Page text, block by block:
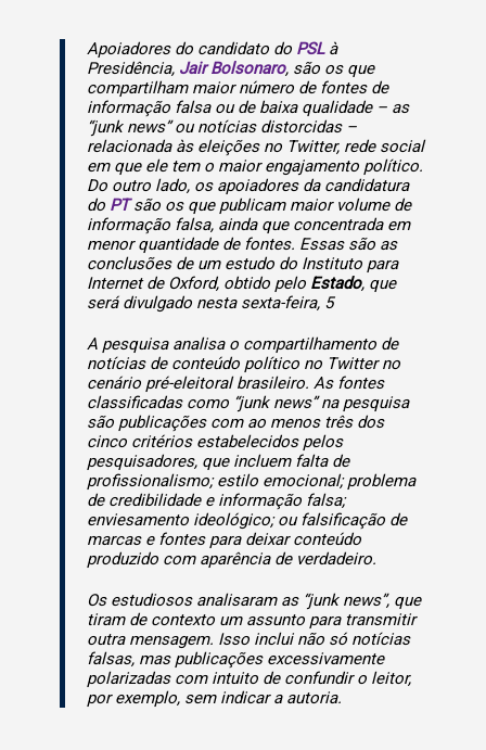
Apoiadores do candidato do PSLà
Presidência, Jair Bolsonaro, são os que
compartilham maior número de fontes de
informação falsa ou de baixa qualidade – as
“junk news” ou notícias distorcidas –
relacionada às eleições no Twitter, rede social
em que ele tem o maior engajamento político.
Do outro lado, os apoiadores da candidatura
do PTsão os que publicam maior volume de
informação falsa, ainda que concentrada em
menor quantidade de fontes. Essas são as
conclusões de um estudo do Instituto para
Internet de Oxford, obtido pelo Estado, que
será divulgado nesta sexta-feira, 5
A pesquisa analisa o compartilhamento de
notícias de conteúdo político no Twitter no
cenário pré-eleitoral brasileiro. As fontes
classificadas como “junk news” na pesquisa
são publicações com ao menos três dos
cinco critérios estabelecidos pelos
pesquisadores, que incluem falta de
profissionalismo; estilo emocional; problema
de credibilidade e informação falsa;
enviesamento ideológico; ou falsificação de
marcas e fontes para deixar conteúdo
produzido com aparência de verdadeiro.
Os estudiosos analisaram as “junk news”, que
tiram de contexto um assunto para transmitir
outra mensagem. Isso inclui não só notícias
falsas, mas publicações excessivamente
polarizadas com intuito de confundir o leitor,
por exemplo, sem indicar a autoria.